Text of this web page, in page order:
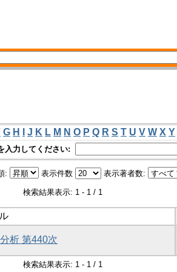
G H J K L M N O P Q R S T U V W X Y
入力してください:
: 表示件数 表示著者数:
検索結果表示: 1 - 1 / 1
析 第440次
検索結果表示: 1 - 1 / 1